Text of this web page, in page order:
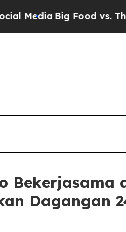
Big Food vs. The
Bekerjasama
Dagangan